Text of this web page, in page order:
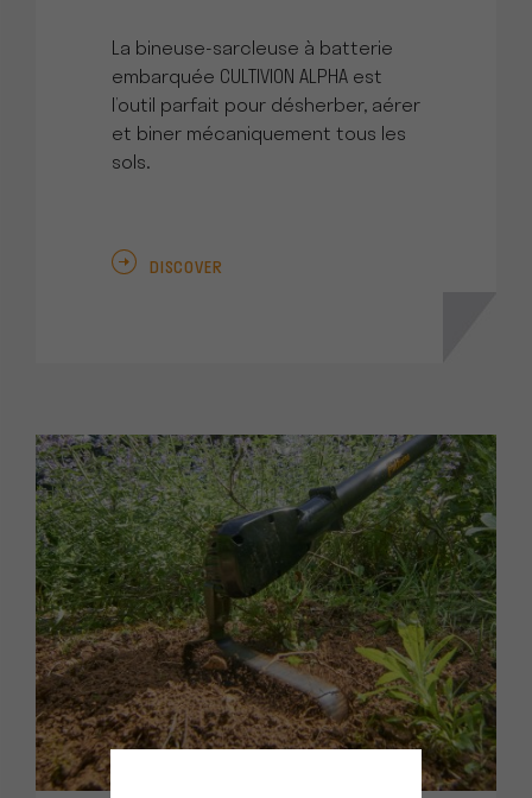
La bineuse-sarcleuse à batterie
embarquée CULTIVION ALPHA est
l’outil parfait pour désherber, aérer
et biner mécaniquement tous les
sols.
DISCOVER